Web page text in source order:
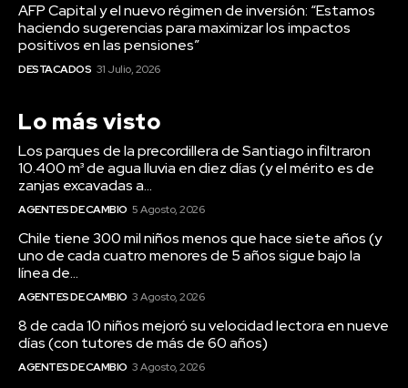
AFP Capital y el nuevo régimen de inversión: “Estamos
haciendo sugerencias para maximizar los impactos
positivos en las pensiones”
DESTACADOS 31 Julio, 2026
Lo más visto
Los parques de la precordillera de Santiago infiltraron
10.400 m³ de agua lluvia en diez días (y el mérito es de
zanjas excavadas a...
AGENTES DE CAMBIO 5 Agosto, 2026
Chile tiene 300 mil niños menos que hace siete años (y
uno de cada cuatro menores de 5 años sigue bajo la
línea de...
AGENTES DE CAMBIO 3 Agosto, 2026
8 de cada 10 niños mejoró su velocidad lectora en nueve
días (con tutores de más de 60 años)
AGENTES DE CAMBIO 3 Agosto, 2026